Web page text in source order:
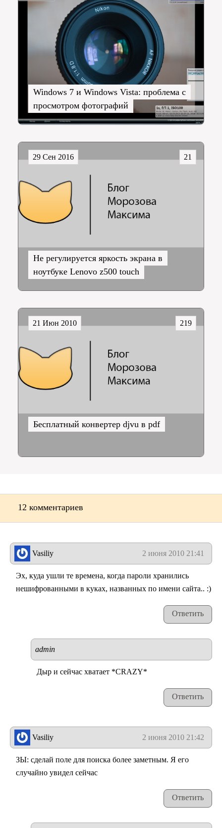
Windows 7 и Windows Vista: проблема с
просмотром фотографий
Не регулируется яркость экрана в
ноутбуке Lenovo z500 touch
21
29 Сен 2016
Бесплатный конвертер djvu в pdf
219
21 Июн 2010
12 комментариев
Vasiliy 2 июня 2010 21:41
Эх, куда ушли те времена, когда пароли хранились
нешифрованными в куках, названных по имени сайта.. :)
Ответить
admin
Дыр и сейчас хватает *CRAZY*
Ответить
Vasiliy 2 июня 2010 21:42
ЗЫ: сделай поле для поиска более заметным. Я его
случайно увидел сейчас
Ответить